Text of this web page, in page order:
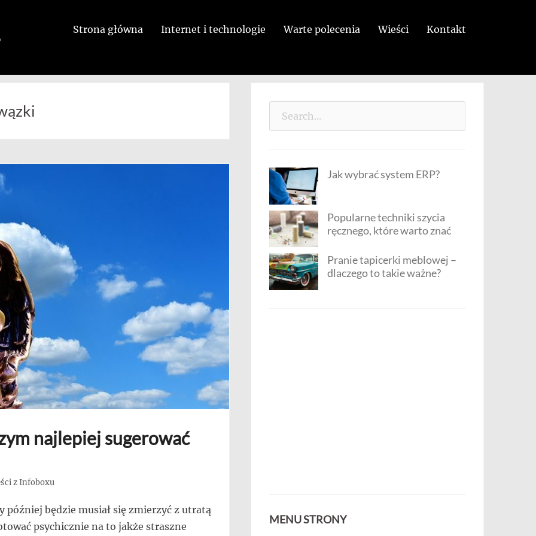
Strona główna Internet i technologie Warte polecenia Wieści Kontakt
najlepiej sugerować
z Infoboxu
później będzie musiał się zmierzyć z utratą
psychicznie na to jakże straszne
Jak wybrać system ERP?
Popularne techniki szycia
ręcznego, które warto znać
Pranie tapicerki meblowej –
dlaczego to takie ważne?
MENU STRONY